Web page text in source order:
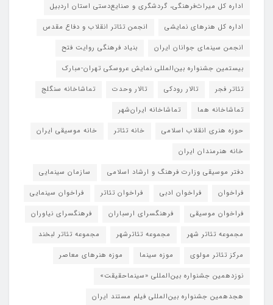
اداره کل میراث‌فرهنگی، گردشگری و صنایع‌دستی استان اردبیل
اداره کل هنرهای نمایشی
انجمن تئاتر انقلاب و دفاع مقدس
انجمن سینمای جوانان ایران
بنیاد فرهنگی روایت فتح
بیستمین جشنواره بین‌المللی نمایش عروسکی تهران-مبارک
تئاتر فجر
تالار رودکی تالار وحدت
تماشاخانه سنگلج
تماشاخانه هما
تماشاخانه‌ ایران‌شهر
حوزه هنری انقلاب اسلامی
خانه تئاتر
خانه موسیقی ایران
خانه هنرمندان ایران
دفتر موسیقی وزارت فرهنگ و ارشاد اسلامی
سازمان سینمایی
فراخوان
فراخوان ادبی فراخوان تئاتر
فراخوان سینمایی
فراخوان موسیقی
فرهنگسرای ارسباران
فرهنگسرای نیاوران
مجموعه تئاتر شهر
مجموعه تئاترشهر
مجموعه تئاتر لبخند
مرکز تئاتر مولوی
موزه سینما
موزه هنرهای معاصر
نوزدهمین جشنواره بین‌المللی «سینماحقیقت»
هجدهمین جشنواره بین‌المللی فیلم مستند ایران